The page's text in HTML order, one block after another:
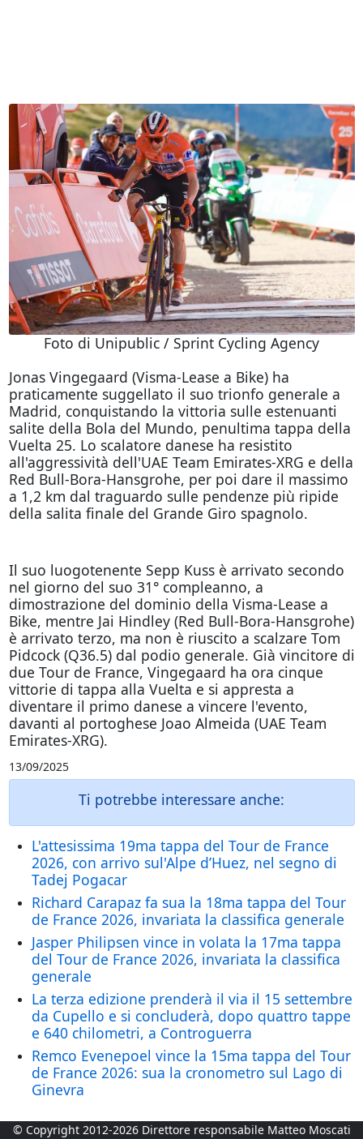
Foto di Unipublic / Sprint Cycling Agency
Jonas Vingegaard (Visma-Lease a Bike) ha
praticamente suggellato il suo trionfo generale a
Madrid, conquistando la vittoria sulle estenuanti
salite della Bola del Mundo, penultima tappa della
Vuelta 25. Lo scalatore danese ha resistito
all'aggressività dell'UAE Team Emirates-XRG e della
Red Bull-Bora-Hansgrohe, per poi dare il massimo
a 1,2 km dal traguardo sulle pendenze più ripide
della salita finale del Grande Giro spagnolo.
Il suo luogotenente Sepp Kuss è arrivato secondo
nel giorno del suo 31° compleanno, a
dimostrazione del dominio della Visma-Lease a
Bike, mentre Jai Hindley (Red Bull-Bora-Hansgrohe)
è arrivato terzo, ma non è riuscito a scalzare Tom
Pidcock (Q36.5) dal podio generale. Già vincitore di
due Tour de France, Vingegaard ha ora cinque
vittorie di tappa alla Vuelta e si appresta a
diventare il primo danese a vincere l'evento,
davanti al portoghese Joao Almeida (UAE Team
Emirates-XRG).
13/09/2025
Ti potrebbe interessare anche:
L'attesissima 19ma tappa del Tour de France
2026, con arrivo sul'Alpe d’Huez, nel segno di
Tadej Pogacar
Richard Carapaz fa sua la 18ma tappa del Tour
de France 2026, invariata la classifica generale
Jasper Philipsen vince in volata la 17ma tappa
del Tour de France 2026, invariata la classifica
generale
La terza edizione prenderà il via il 15 settembre
da Cupello e si concluderà, dopo quattro tappe
e 640 chilometri, a Controguerra
Remco Evenepoel vince la 15ma tappa del Tour
de France 2026: sua la cronometro sul Lago di
Ginevra
© Copyright 2012-2026 Direttore responsabile Matteo Moscati